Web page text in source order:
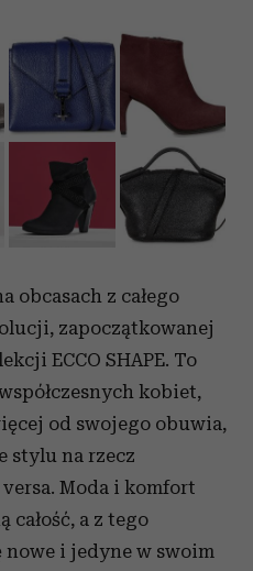
obcasach z całego
zapoczątkowanej
ECCO SHAPE. To
kobiet,
od swojego obuwia,
stylu na rzecz
Moda i komfort
a z tego
nowe i jedyne w swoim